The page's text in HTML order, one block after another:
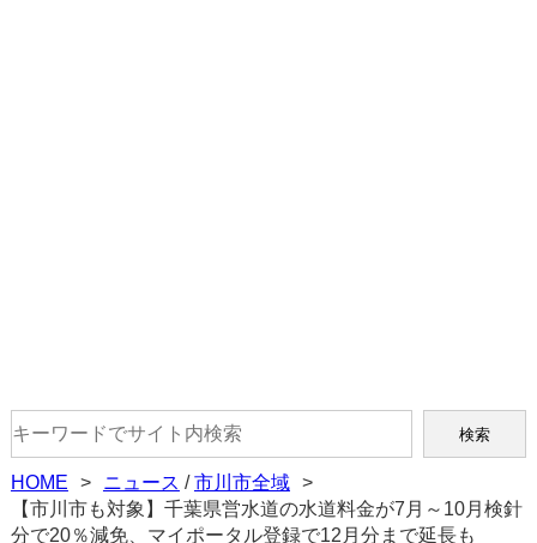
HOME ニュース /市川市全域
【市川市も対象】千葉県営水道の水道料金が7月～10月検針
分で20％減免、マイポータル登録で12月分まで延長も